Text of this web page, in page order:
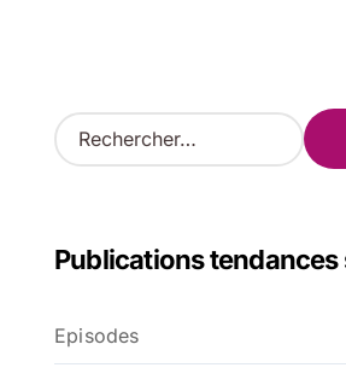
R
e
r
e
r
Publications tendances
Episodes